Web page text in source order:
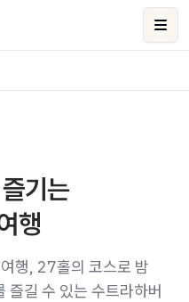
기는
행
행, 27홀의 코스로 밤
즐길 수 있는 수트라하버